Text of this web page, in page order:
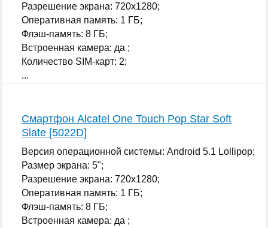
Разрешение экрана: 720x1280;
Оперативная память: 1 ГБ;
Флэш-память: 8 ГБ;
Встроенная камера: да ;
Количество SIM-карт: 2;
...
Смартфон Alcatel One Touch Pop Star Soft
Slate [5022D]
Версия операционной системы: Android 5.1 Lollipop;
Размер экрана: 5";
Разрешение экрана: 720x1280;
Оперативная память: 1 ГБ;
Флэш-память: 8 ГБ;
Встроенная камера: да ;